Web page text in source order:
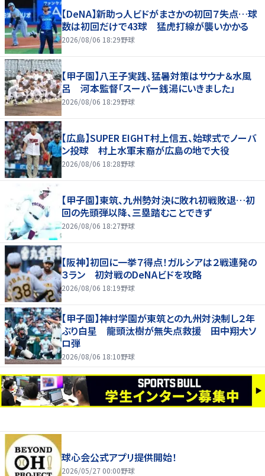
【DeNA】新助っ人ビドがまさかの初回７失点…球
数は初回だけで43球 猛虎打線が襲いかかる
2026/08/06 18:29野球
【甲子園】八王子実践、猛暑対策はサウナ＆水風
呂 河本監督「スーパー銭湯にいきました」
2026/08/06 18:29野球
【広島】SUPER EIGHT村上信五、始球式でノーバ
ン投球 村上水軍末裔が広島の地で大役
2026/08/06 18:28野球
【甲子園】東筑、九州勢対決に敗れ初戦敗退…初
回の先頭弾以降、三塁踏むことできず
2026/08/06 18:27野球
【阪神】初回に一挙７得点！ガルシアは２戦連発の
３ラン 初対戦のDeNAビドを攻略
2026/08/06 18:19野球
【甲子園】神村学園が東筑との九州対決制し２年
ぶり白星 龍頭汰樹が無失点救援 田中翔大ソ
ロ弾
2026/08/06 18:10野球
球心会公式アプリ提供開始！
2026/05/27 00:00野球